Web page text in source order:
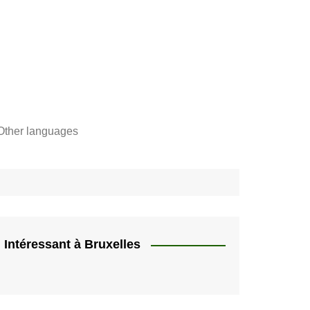
languages
Español
Intéressant à Bruxelles